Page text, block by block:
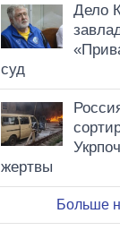
Дело
суд
жертвы
Больше